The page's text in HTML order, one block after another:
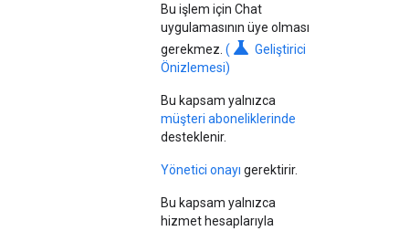
Bu işlem için Chat
uygulamasının üye olması
gerekmez. ( science Geliştirici
Önizlemesi)
Bu kapsam yalnızca
müşteri aboneliklerinde
desteklenir.
Yönetici onayı gerektirir.
Bu kapsam yalnızca
hizmet hesaplarıyla